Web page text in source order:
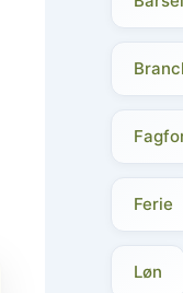
Ferie
Løn